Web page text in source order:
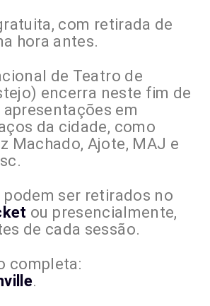
com retirada de
hora antes.
de Teatro de
encerra neste fim de
em
da cidade, como
Machado, Ajote, MAJ e
podem ser retirados no
ou presencialmente,
de cada sessão.
completa:
.